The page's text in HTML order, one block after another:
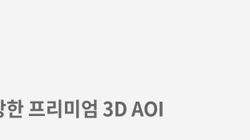
프리미엄 3D AOI